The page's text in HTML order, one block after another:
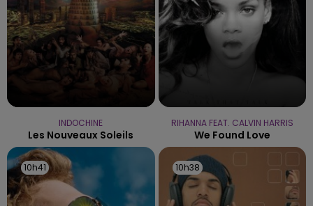
INDOCHINE
Les Nouveaux Soleils
RIHANNA FEAT. CALVIN HARRIS
We Found Love
10h41
10h41 10h38
10h38